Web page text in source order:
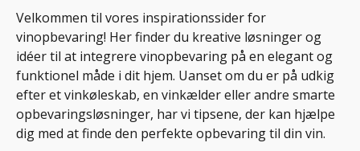
Velkommen til vores inspirationssider for
vinopbevaring! Her finder du kreative løsninger og
idéer til at integrere vinopbevaring på en elegant og
funktionel måde i dit hjem. Uanset om du er på udkig
efter et vinkøleskab, en vinkælder eller andre smarte
opbevaringsløsninger, har vi tipsene, der kan hjælpe
dig med at finde den perfekte opbevaring til din vin.